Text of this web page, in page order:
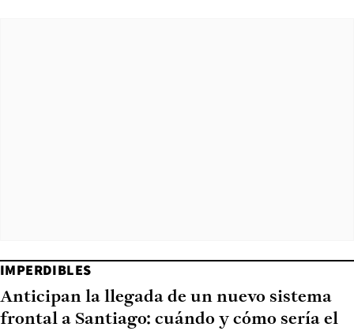
IMPERDIBLES
Anticipan la llegada de un nuevo sistema
frontal a Santiago: cuándo y cómo sería el